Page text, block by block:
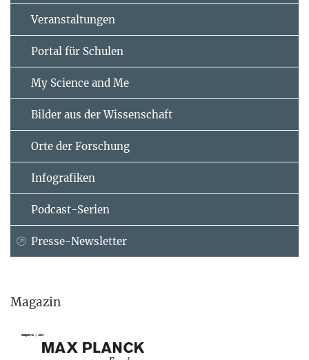
Veranstaltungen
Portal für Schulen
My Science and Me
Bilder aus der Wissenschaft
Orte der Forschung
Infografiken
Podcast-Serien
Presse-Newsletter
Magazin